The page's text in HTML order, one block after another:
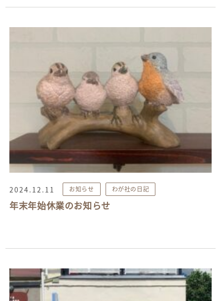
2024.12.11 お知らせ わが社の日記
年末年始休業のお知らせ